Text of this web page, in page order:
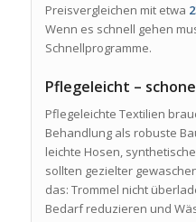
Preisvergleichen mit etwa
Wenn es schnell gehen
Schnellprogramme.
Pflegeleicht –
Pflegeleichte Textilien
Behandlung als robuste
leichte Hosen,
sollten gezielter
das: Trommel nicht
Bedarf reduzieren und